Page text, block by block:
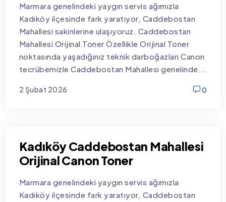
Marmara genelindeki yaygın servis ağımızla
Kadıköy ilçesinde fark yaratıyor, Caddebostan
Mahallesi sakinlerine ulaşıyoruz. Caddebostan
Mahallesi Orijinal Toner Özellikle Orijinal Toner
noktasında yaşadığınız teknik darboğazları Canon
tecrübemizle Caddebostan Mahallesi genelinde...
2 Şubat 2026
0
Kadıköy Caddebostan Mahallesi
Orijinal Canon Toner
Marmara genelindeki yaygın servis ağımızla
Kadıköy ilçesinde fark yaratıyor, Caddebostan